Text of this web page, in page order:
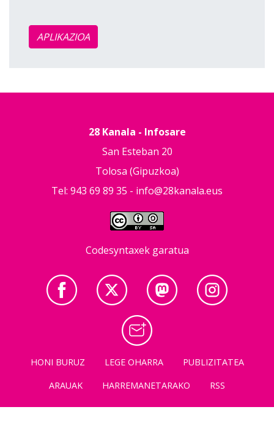
APLIKAZIOA
28 Kanala - Infosare
San Esteban 20
Tolosa (Gipuzkoa)
Tel: 943 69 89 35 - info@28kanala.eus
Codesyntaxek garatua
HONI BURUZ LEGE OHARRA
PUBLIZITATEA
ARAUAK
HARREMANETARAKO RSS